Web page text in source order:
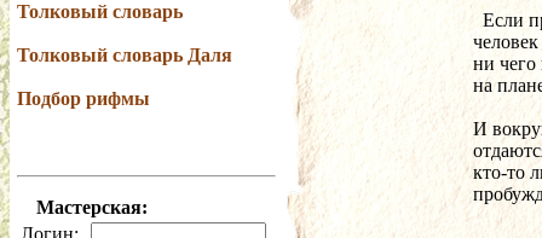
Толковый словарь
Толковый словарь Даля
Подбор рифмы
Мастерская:
Логин:
Если
ни
на
И
кто-то